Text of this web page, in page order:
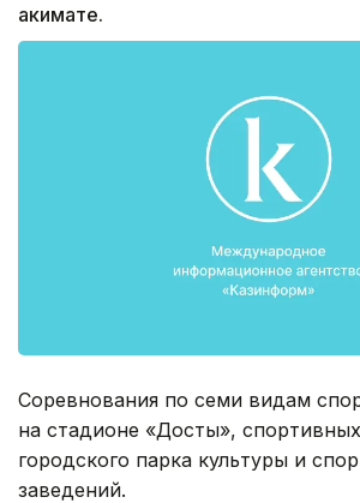
акимате.
Соревнования по семи видам
на стадионе «Достық»,
городского парка культуры и
заведений.